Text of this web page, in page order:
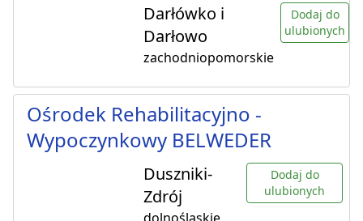
Darłówko i
Darłowo
zachodniopomorskie
Dodaj do
ulubionych
Ośrodek Rehabilitacyjno -
Wypoczynkowy BELWEDER
Duszniki-
Zdrój
Dodaj do
ulubionych